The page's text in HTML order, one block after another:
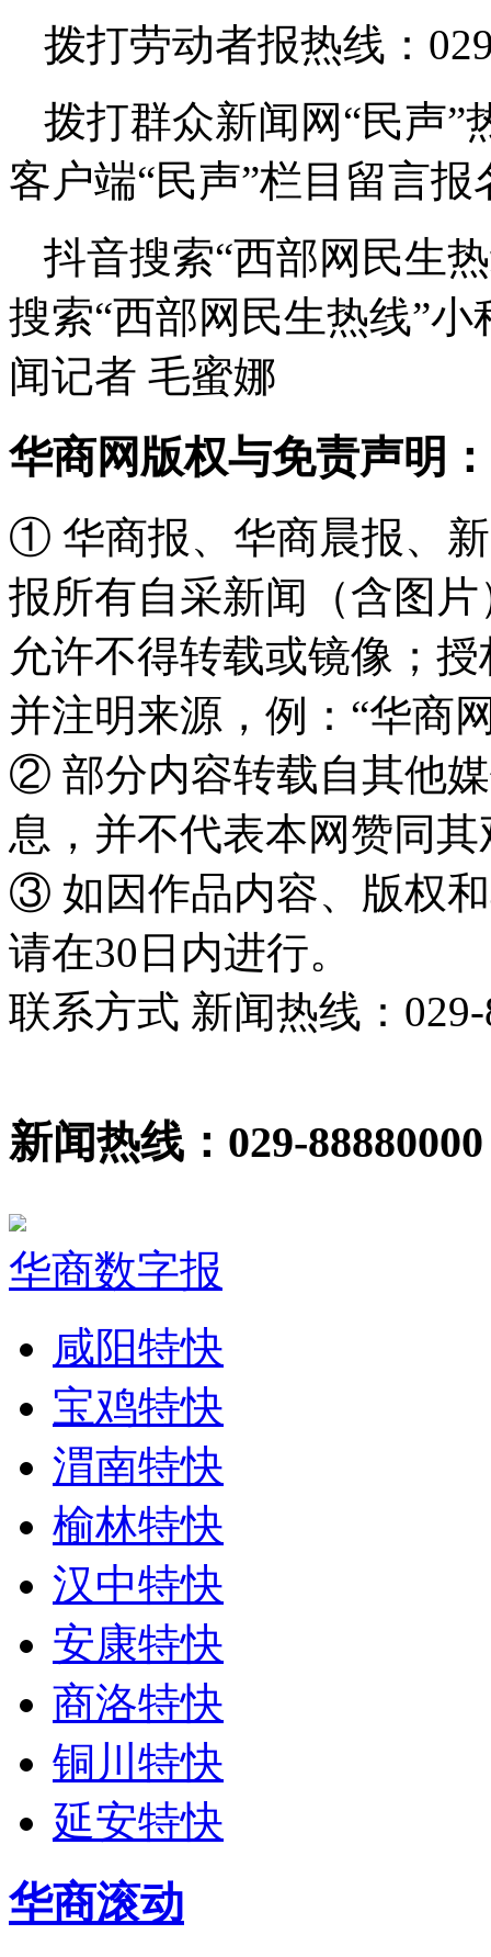
拨打劳动者报热线：
拨打群众新闻网“民声”
客户端“民声”栏目留言报
抖音搜索“西部网民生
搜索“西部网民生热线”
闻记者 毛蜜娜
华商网版权与免责声明：
① 华商报、华商晨报、
报所有自采新闻（含图
允许不得转载或镜像；
并注明来源，例：“华商
② 部分内容转载自其他
息，并不代表本网赞同
③ 如因作品内容、版权
请在30日内进行。
联系方式 新闻热线：029-
新闻热线：029-88880000
华商数字报
咸阳特快
宝鸡特快
渭南特快
榆林特快
汉中特快
安康特快
商洛特快
铜川特快
延安特快
华商滚动